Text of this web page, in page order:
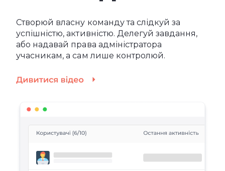
Створюй власну команду та слідкуй за
успішністю, активністю. Делегуй завдання,
або надавай права адміністратора
учасникам, а сам лише контролюй.